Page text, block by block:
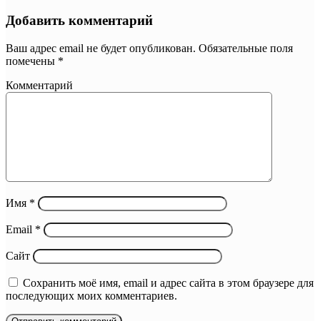
Добавить комментарий
Ваш адрес email не будет опубликован. Обязательные поля
помечены *
Комментарий
Имя *
Email *
Сайт
Сохранить моё имя, email и адрес сайта в этом браузере для
последующих моих комментариев.